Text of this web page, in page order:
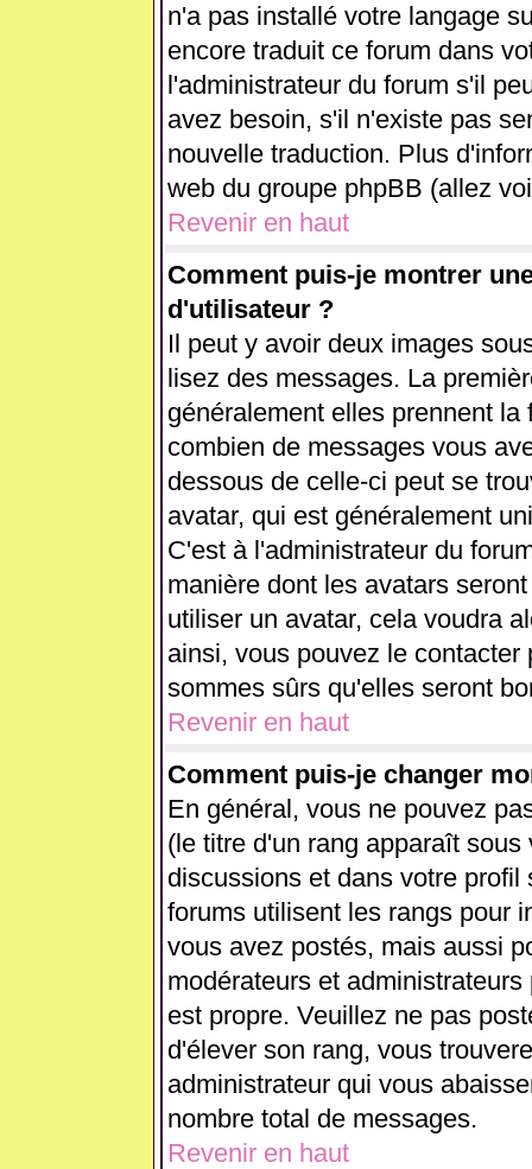
n'a pas installé votre langage
encore traduit ce forum dans
l'administrateur du forum s'il
avez besoin, s'il n'existe pas
nouvelle traduction. Plus
web du groupe phpBB (allez
Revenir en haut
Comment puis-je montrer
d'utilisateur ?
Il peut y avoir deux images
lisez des messages. La
généralement elles prennent
combien de messages vous
dessous de celle-ci peut se
avatar, qui est généralement
C'est à l'administrateur du
manière dont les avatars
utiliser un avatar, cela voudra
ainsi, vous pouvez le
sommes sûrs qu'elles seront
Revenir en haut
Comment puis-je changer
En général, vous ne pouvez
(le titre d'un rang apparaît
discussions et dans votre
forums utilisent les rangs pour
vous avez postés, mais aussi
modérateurs et
est propre. Veuillez ne pas
d'élever son rang, vous
administrateur qui vous
nombre total de messages.
Revenir en haut